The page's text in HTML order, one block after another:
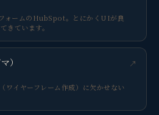
ォームのHubSpot。とにかくUIが良
きています。
）
ワイヤーフレーム作成）に欠かせない
↗